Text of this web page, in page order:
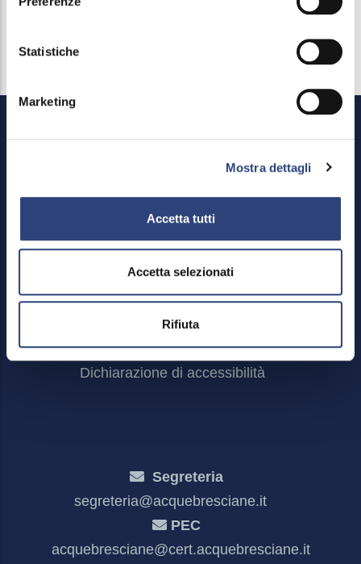
Statistiche
Marketing
Mostra dettagli
Accetta tutti
Accetta selezionati
Rifiuta
Footer
Area riservata
Credits
Mappa del sito
Privacy policy e cookies
Meccanismo di feedback
Dichiarazione di accessibilità
Segreteria
segreteria@acquebresciane.it
PEC
acquebresciane@cert.acquebresciane.it